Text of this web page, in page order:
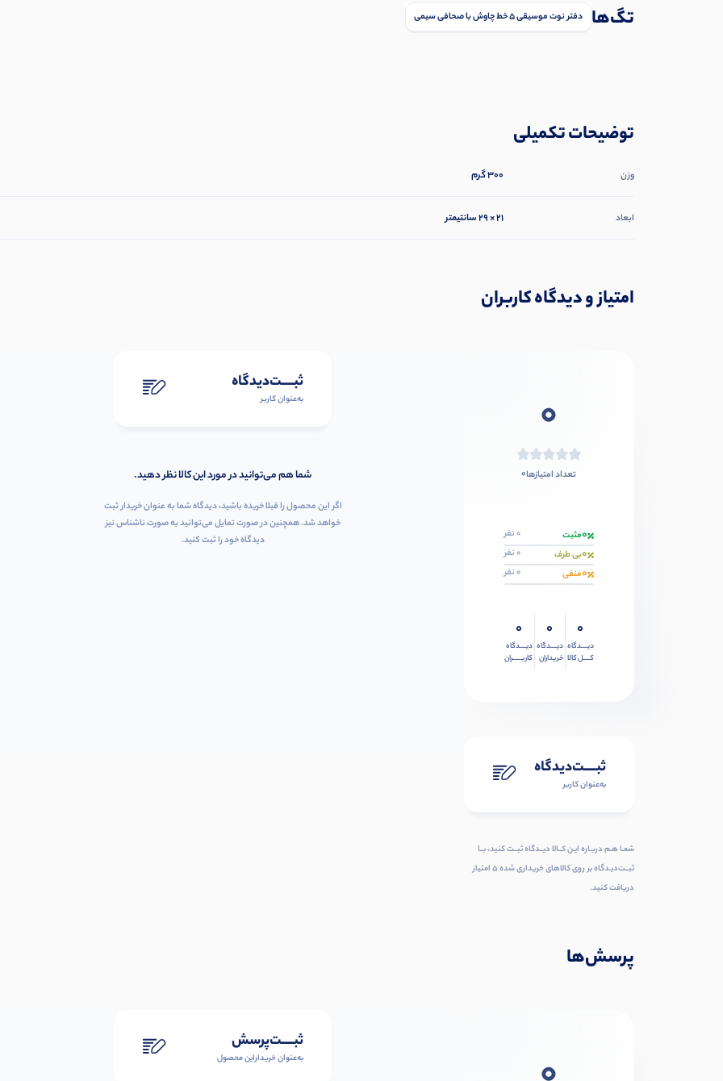
تگ‌ها دفتر نوت موسیقی ۵ خط چاوش با صحافی سیمی
توضیحات تکمیلی
وزن 300 گرم
ابعاد 21 × 29 سانتیمتر
امتیاز و دیدگاه کاربران
0
تعداد امتیازها0
0مثبت 0 نفر
0بی طرف 0 نفر
0منفی 0 نفر
0
دیــــدگاه
کــــل کالا
0
دیــــدگاه
خریداران
0
دیــــدگاه
کاربـــــران
ثبـــــت‌دیدگاه
به‌عنوان کاربر
شمـا هـم دربـاره ایـن کــالا دیــدگاه ثبــت کنید، بــا
ثبــت‌دیـدگاه بر روی کالاهای خریداری شده ۵ امتیاز
دریافت کنید.
ثبـــــت‌دیدگاه
به‌عنوان کاربر
شما هم می‌توانید در مورد این کالا نظر دهید.
اگر این محصول را قبلا خریده باشید، دیدگاه شما به عنوان خریدار ثبت
خواهد شد. همچنین در صورت تمایل می‌توانید به صورت ناشناس نیز
دیدگاه خود را ثبت کنید.
پرسش‌ها
ثبـــــت‌پرسش
به‌عنوان ‌خریدار‌این‌ محصول